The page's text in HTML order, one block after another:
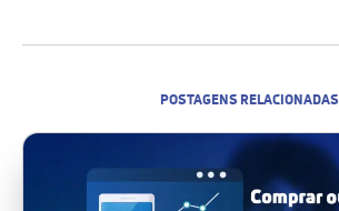
POSTAGENS RELACIONADAS